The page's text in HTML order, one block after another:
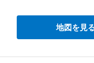
地図を見